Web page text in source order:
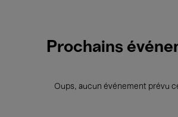
Prochains
Oups, aucun événement prévu